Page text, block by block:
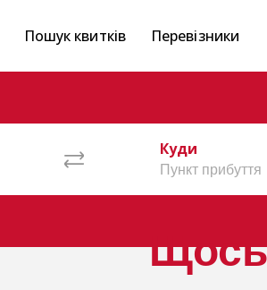
Щось
Пошук квитків Перевізники
Куди